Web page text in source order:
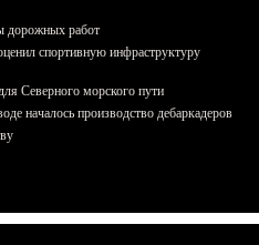
дорожных работ
спортивную инфраструктуру
Северного морского пути
началось производство дебаркадеров